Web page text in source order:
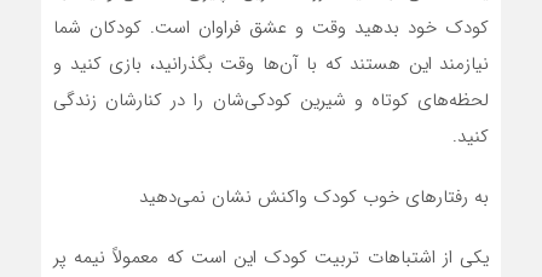
کودک خود بدهید وقت و عشق فراوان است. کودکان شما
نیازمند این هستند که با آن‌ها وقت بگذرانید، بازی کنید و
لحظه‌های کوتاه و شیرین کودکی‌شان را در کنارشان زندگی
کنید.
به رفتار‌های خوب کودک واکنش نشان نمی‌دهید
یکی از اشتباهات تربیت کودک این است که معمولاً نیمه پر